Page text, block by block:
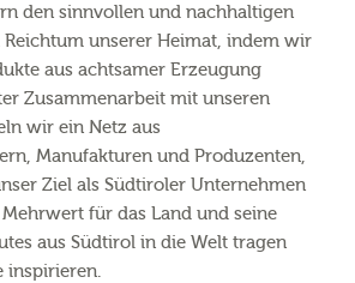
den sinnvollen und nachhaltigen
unserer Heimat, indem wir
aus achtsamer Erzeugung
Zusammenarbeit mit unseren
wir ein Netz aus
Manufakturen und Produzenten,
Ziel als Südtiroler Unternehmen
für das Land und seine
aus Südtirol in die Welt tragen
inspirieren.